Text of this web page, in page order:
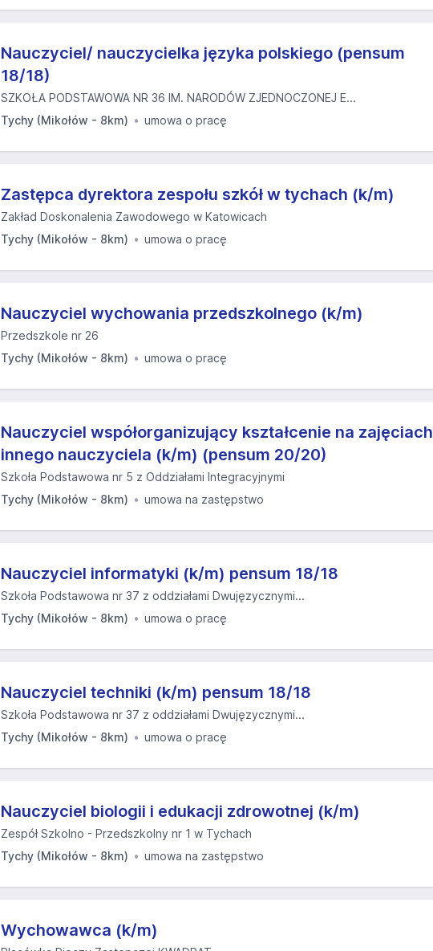
Nauczyciel/ nauczycielka języka polskiego (pensum
18/18)
SZKOŁA PODSTAWOWA NR 36 IM. NARODÓW ZJEDNOCZONEJ E...
Tychy (Mikołów - 8km)
umowa o pracę
Zastępca dyrektora zespołu szkół w tychach (k/m)
Zakład Doskonalenia Zawodowego w Katowicach
Tychy (Mikołów - 8km)
umowa o pracę
Nauczyciel wychowania przedszkolnego (k/m)
Przedszkole nr 26
Tychy (Mikołów - 8km)
umowa o pracę
Nauczyciel współorganizujący kształcenie na zajęciach
innego nauczyciela (k/m) (pensum 20/20)
Szkoła Podstawowa nr 5 z Oddziałami Integracyjnymi
Tychy (Mikołów - 8km)
umowa na zastępstwo
Nauczyciel informatyki (k/m) pensum 18/18
Szkoła Podstawowa nr 37 z oddziałami Dwujęzycznymi...
Tychy (Mikołów - 8km)
umowa o pracę
Nauczyciel techniki (k/m) pensum 18/18
Szkoła Podstawowa nr 37 z oddziałami Dwujęzycznymi...
Tychy (Mikołów - 8km)
umowa o pracę
Nauczyciel biologii i edukacji zdrowotnej (k/m)
Zespół Szkolno - Przedszkolny nr 1 w Tychach
Tychy (Mikołów - 8km)
umowa na zastępstwo
Wychowawca (k/m)